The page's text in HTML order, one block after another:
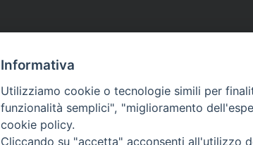
Informativa
Utilizziamo cookie o tecnologie simili per
funzionalità semplici", "miglioramento
cookie policy.
Cliccando su "accetta" acconsenti all'utilizzo